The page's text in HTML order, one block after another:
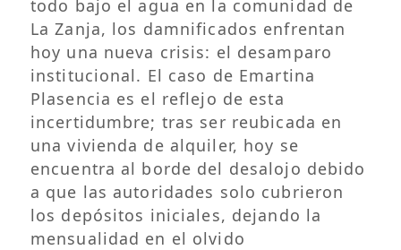
todo bajo el agua en la comunidad de
La Zanja, los damnificados enfrentan
hoy una nueva crisis: el desamparo
institucional. El caso de Emartina
Plasencia es el reflejo de esta
incertidumbre; tras ser reubicada en
una vivienda de alquiler, hoy se
encuentra al borde del desalojo debido
a que las autoridades solo cubrieron
los depósitos iniciales, dejando la
mensualidad en el olvido